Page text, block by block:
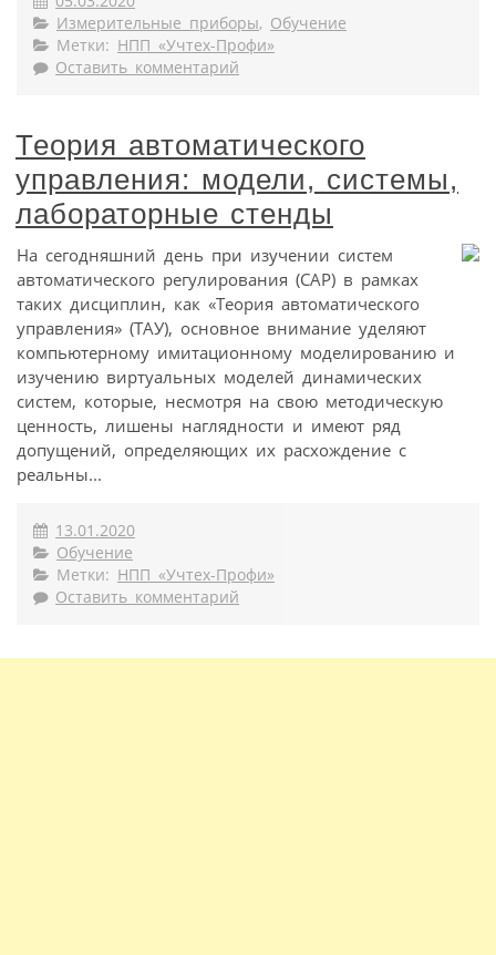
Измерительные приборы, Обучение
Метки: НПП «Учтех-Профи»
Оставить комментарий
Теория автоматического
управления: модели, системы,
лабораторные стенды
На сегодняшний день при изучении систем
автоматического регулирования (САР) в рамках
таких дисциплин, как «Теория автоматического
управления» (ТАУ), основное внимание уделяют
компьютерному имитационному моделированию и
изучению виртуальных моделей динамических
систем, которые, несмотря на свою методическую
ценность, лишены наглядности и имеют ряд
допущений, определяющих их расхождение с
реальны...
13.01.2020
Обучение
Метки: НПП «Учтех-Профи»
Оставить комментарий